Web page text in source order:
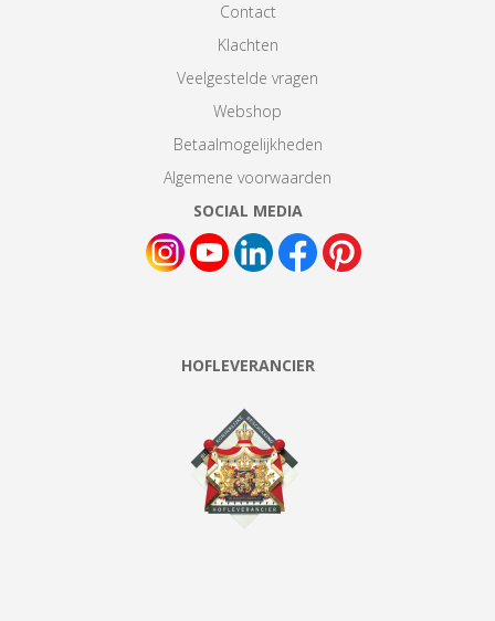
Contact
Klachten
Veelgestelde vragen
Webshop
Betaalmogelijkheden
Algemene voorwaarden
SOCIAL MEDIA
HOFLEVERANCIER